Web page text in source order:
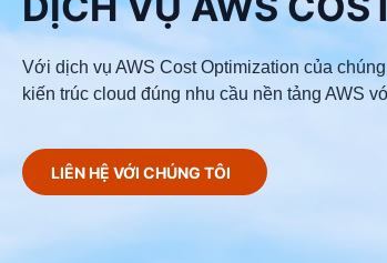
Với dịch vụ AWS Cost Optimization của
kiến trúc cloud đúng nhu cầu nền tảng AWS
LIÊN HỆ VỚI CHÚNG TÔI